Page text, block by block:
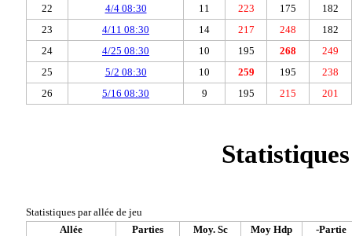
22
4/4 08:30 11 223 175
182
23
4/11 08:30 14 217 248
182
24
4/25 08:30 10 195 268
249
25
5/2 08:30 10 259 195
238
26
5/16 08:30 9 195 215 201
Statistiques par allée de jeu
Allée
Parties Moy. Sc Moy Hdp
-Partie